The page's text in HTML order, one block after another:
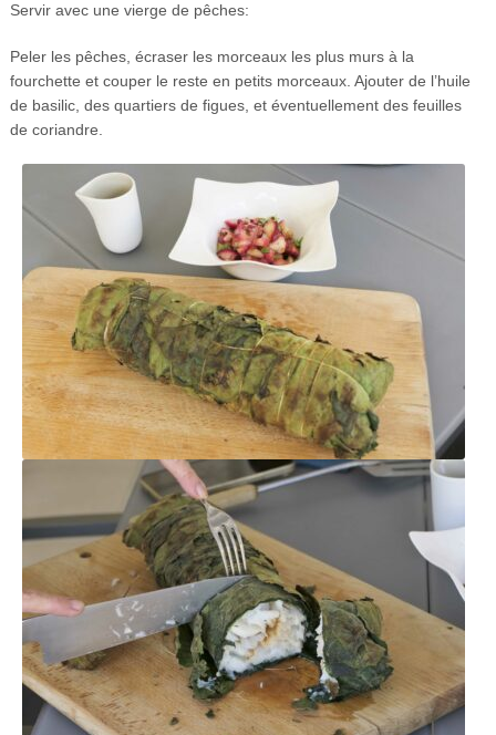
Servir avec une vierge de pêches:
Peler les pêches, écraser les morceaux les plus murs à la
fourchette et couper le reste en petits morceaux. Ajouter de l’huile
de basilic, des quartiers de figues, et éventuellement des feuilles
de coriandre.